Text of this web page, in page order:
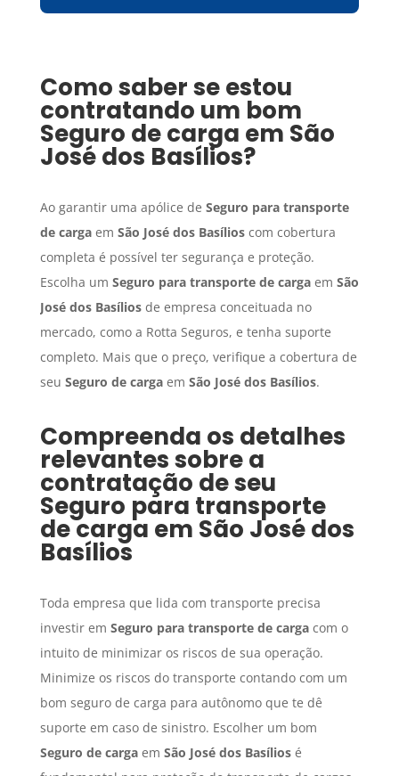
Como saber se estou
contratando um bom
Seguro de carga em São
José dos Basílios?
Ao garantir uma apólice de Seguro para transporte
de cargaem São José dos Basílioscom cobertura
completa é possível ter segurança e proteção.
Escolha um Seguro para transporte de cargaem São
José dos Basíliosde empresa conceituada no
mercado, como a Rotta Seguros, e tenha suporte
completo. Mais que o preço, verifique a cobertura de
seu Seguro de cargaem São José dos Basílios.
Compreenda os detalhes
relevantes sobre a
contratação de seu
Seguro para transporte
de carga em São José dos
Basílios
Toda empresa que lida com transporte precisa
investir em Seguro para transporte de cargacom o
intuito de minimizar os riscos de sua operação.
Minimize os riscos do transporte contando com um
bom seguro de carga para autônomo que te dê
suporte em caso de sinistro. Escolher um bom
Seguro de cargaem São José dos Basíliosé